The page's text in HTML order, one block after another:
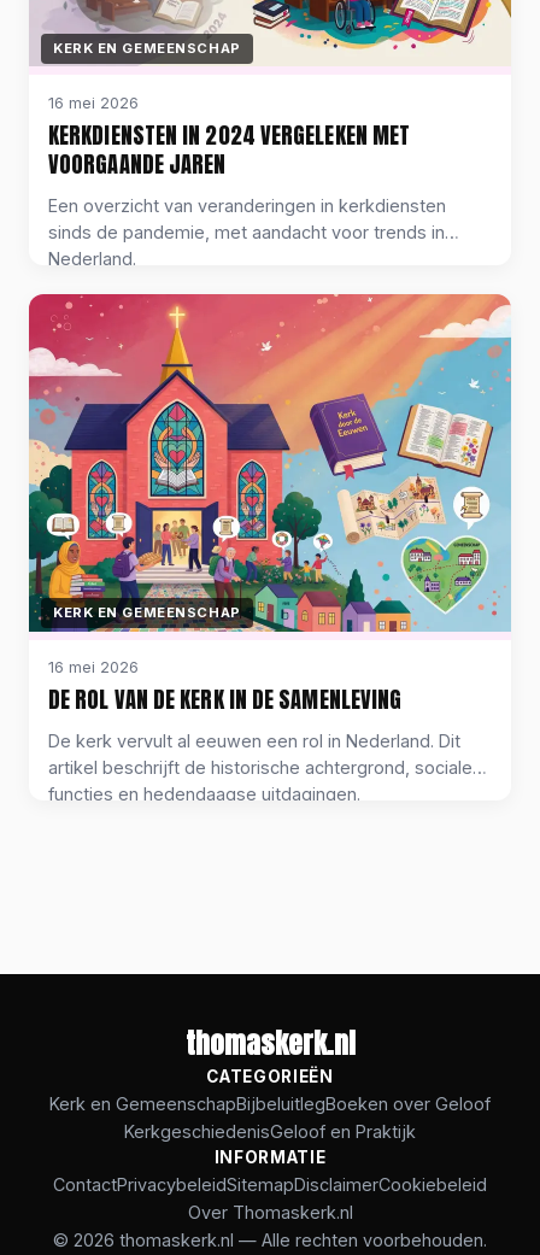
KERK EN GEMEENSCHAP
16 mei 2026
KERKDIENSTEN IN 2024 VERGELEKEN MET
VOORGAANDE JAREN
Een overzicht van veranderingen in kerkdiensten
sinds de pandemie, met aandacht voor trends in
Nederland.
KERK EN GEMEENSCHAP
16 mei 2026
DE ROL VAN DE KERK IN DE SAMENLEVING
De kerk vervult al eeuwen een rol in Nederland. Dit
artikel beschrijft de historische achtergrond, sociale
functies en hedendaagse uitdagingen.
thomaskerk.nl
CATEGORIEËN
Kerk en GemeenschapBijbeluitlegBoeken over Geloof
KerkgeschiedenisGeloof en Praktijk
INFORMATIE
ContactPrivacybeleidSitemapDisclaimerCookiebeleid
Over Thomaskerk.nl
© 2026 thomaskerk.nl — Alle rechten voorbehouden.